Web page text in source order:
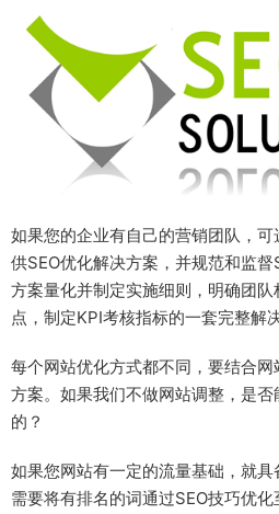
如果您的企业有自己的营销团队，
供SEO优化解决方案，并规范和监
方案量化并制定实施细则，明确团
点，制定KPI考核指标的一套完整解
每个网站优化方式都不同，要结合
方案。如果我们不做网站调整，是
的？
如果您网站有一定的流量基础，就
需要将有排名的词通过SEO技巧优